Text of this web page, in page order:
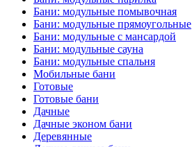
Бани: модульные помывочная
Бани: модульные прямоугольные
Бани: модульные с мансардой
Бани: модульные сауна
Бани: модульные спальня
Мобильные бани
Готовые
Готовые бани
Дачные
Дачные эконом бани
Деревянные